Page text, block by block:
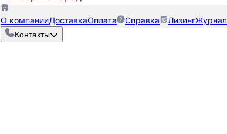
О компанииДоставкаОплата Справка ЛизингЖурнал
Контакты